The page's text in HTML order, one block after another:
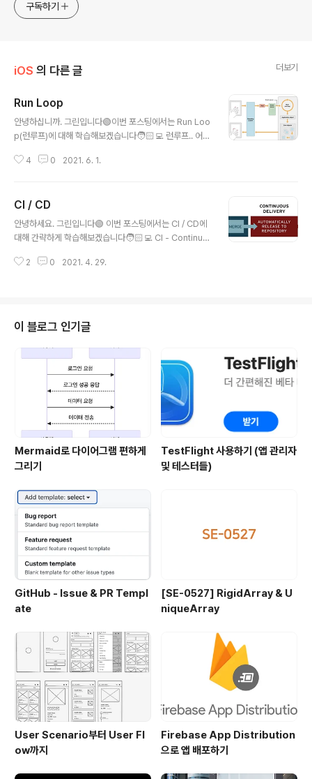
구독하기
iOS 의 다른 글 더보기
Run Loop
안녕하십니까. 그린입니다🟢이번 포스팅에서는 Run Loo
p(런루프)에 대해 학습해보겠습니다🧑🏻‍💻 런루프.. 어디
생각해보니 제대로 이해하고 있지 않더라구요.그래서 이번
는 유저가 이벤트를 일으키고 그 이벤트들을 처리하는 프
로세스 : 대표적으로 UIApplication이 메인 런루프를 뷰
의 이벤트 및 업데이트를 처리해줄 때 활용 : 메인 런루프는
동작 : 런루프의 목적은 스레드에 작업이 있으면 하게하고
4 0 2021. 6. 1.
CI / CD
안녕하세요. 그린입니다🟢 이번 포스팅에서는 CI / CD에
대해 간략하게 학습해보겠습니다🧑🏻‍💻 CI - Continuo
하는것 까지 의미 (최소한 테스트가 가능해야함) - 정기적
I tool에 소스코드 변경을 보내고 처리 (빌드, 테스트, 머지
를 진행하고 완료 결과를 알림) CD - Continuous Deliv
ery / Deployment (배포 자동화) - CD가 되기 위해 항
상 CI가 선행되어야함 - SW가 신뢰 가능한 수준에서 배포
될 수 있도록 지속 관..
2 0 2021. 4. 29.
이 블로그 인기글
Mermaid로 다이어그램 편하게
그리기
TestFlight 사용하기 (앱 관리자
및 테스터들)
GitHub - Issue & PR Templ
ate
[SE-0527] RigidArray & U
niqueArray
User Scenario부터 User Fl
ow까지
Firebase App Distribution
으로 앱 배포하기